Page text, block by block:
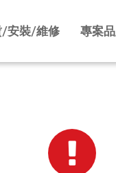
/安裝/維修 專案